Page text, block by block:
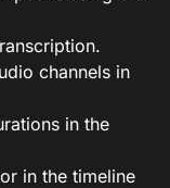
channels in
in the
in the timeline